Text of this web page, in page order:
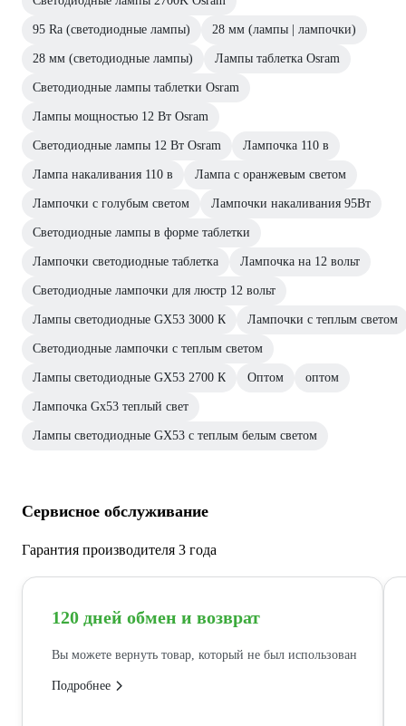
95 Ra (светодиодные лампы) 28 мм (лампы | лампочки)
28 мм (светодиодные лампы) Лампы таблетка Osram
Светодиодные лампы таблетки Osram
Лампы мощностью 12 Вт Osram
Светодиодные лампы 12 Вт Osram Лампочка 110 в
Лампа накаливания 110 в Лампа с оранжевым светом
Лампочки с голубым светом Лампочки накаливания 95Вт
Светодиодные лампы в форме таблетки
Лампочки светодиодные таблетка Лампочка на 12 вольт
Светодиодные лампочки для люстр 12 вольт
Лампы светодиодные GX53 3000 К Лампочки с теплым светом
Светодиодные лампочки с теплым светом
Лампы светодиодные GX53 2700 К Оптом оптом
Лампочка Gx53 теплый свет
Лампы светодиодные GX53 с теплым белым светом
Сервисное обслуживание
Гарантия производителя 3 года
120 дней обмен и возврат
Вы можете вернуть товар, который не был использован
Подробнее